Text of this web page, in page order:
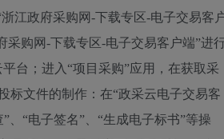
江政府采购网-下载专区-电子交易客
购网-下载专区-电子交易客户端”进
台；进入“项目采购”应用，在获取采
文件的制作：在“政采云电子交易客
、“电子签名”、“生成电子标书”等操